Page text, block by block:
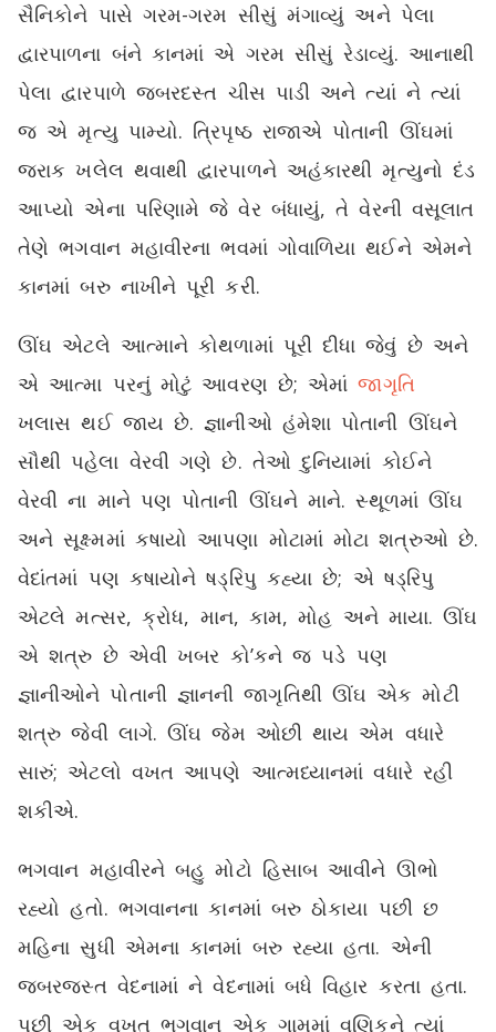
સૈનિકોને પાસે ગરમ-ગરમ સીસું મંગાવ્યું અને પેલા
દ્વારપાળના બંને કાનમાં એ ગરમ સીસું રેડાવ્યું. આનાથી
પેલા દ્વારપાળે જબરદસ્ત ચીસ પાડી અને ત્યાં ને ત્યાં
જ એ મૃત્યુ પામ્યો. ત્રિપૃષ્ઠ રાજાએ પોતાની ઊંઘમાં
જરાક ખલેલ થવાથી દ્વારપાળને અહંકારથી મૃત્યુનો દંડ
આપ્યો એના પરિણામે જે વેર બંધાયું, તે વેરની વસૂલાત
તેણે ભગવાન મહાવીરના ભવમાં ગોવાળિયા થઈને એમને
કાનમાં બરુ નાખીને પૂરી કરી.
ઊંઘ એટલે આત્માને કોથળામાં પૂરી દીધા જેવું છે અને
એ આત્મા પરનું મોટું આવરણ છે; એમાંજાગૃતિ
ખલાસ થઈ જાય છે. જ્ઞાનીઓ હંમેશા પોતાની ઊંઘને
સૌથી પહેલા વેરવી ગણે છે. તેઓ દુનિયામાં કોઈને
વેરવી ના માને પણ પોતાની ઊંઘને માને. સ્થૂળમાં ઊંઘ
અને સૂક્ષ્મમાં કષાયો આપણા મોટામાં મોટા શત્રુઓ છે.
વેદાંતમાં પણ કષાયોને ષડ્‌રિપુ કહ્યા છે; એ ષડ્‌રિપુ
એટલે મત્સર, ક્રોધ, માન, કામ, મોહ અને માયા. ઊંઘ
એ શત્રુ છે એવી ખબર કો’કને જ પડે પણ
જ્ઞાનીઓને પોતાની જ્ઞાનની જાગૃતિથી ઊંઘ એક મોટી
શત્રુ જેવી લાગે. ઊંઘ જેમ ઓછી થાય એમ વધારે
સારું; એટલો વખત આપણે આત્મધ્યાનમાં વધારે રહી
શકીએ.
ભગવાન મહાવીરને બહુ મોટો હિસાબ આવીને ઊભો
રહ્યો હતો. ભગવાનના કાનમાં બરુ ઠોકાયા પછી છ
મહિના સુધી એમના કાનમાં બરુ રહ્યા હતા. એની
જબરજસ્ત વેદનામાં ને વેદનામાં બધે વિહાર કરતા હતા.
પછી એક વખત ભગવાન એક ગામમાં વણિકને ત્યાં